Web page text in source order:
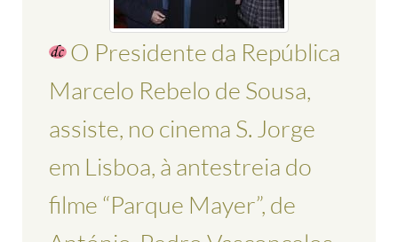
O Presidente da República
Marcelo Rebelo de Sousa,
assiste, no cinema S. Jorge
em Lisboa, à antestreia do
filme “Parque Mayer”, de